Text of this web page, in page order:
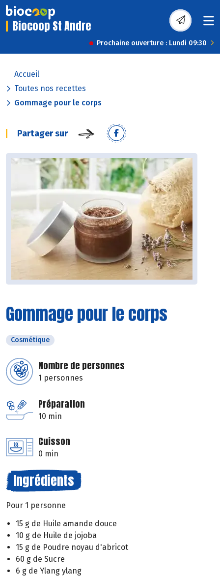
Biocoop St Andre
Prochaine ouverture : Lundi 09:30
Accueil
Toutes nos recettes
Gommage pour le corps
Partager sur
Gommage pour le corps
Cosmétique
Nombre de personnes
1 personnes
Préparation
10 min
Cuisson
0 min
Ingrédients
Pour 1 personne
15 g de Huile amande douce
10 g de Huile de jojoba
15 g de Poudre noyau d'abricot
60 g de Sucre
6 g de Ylang ylang